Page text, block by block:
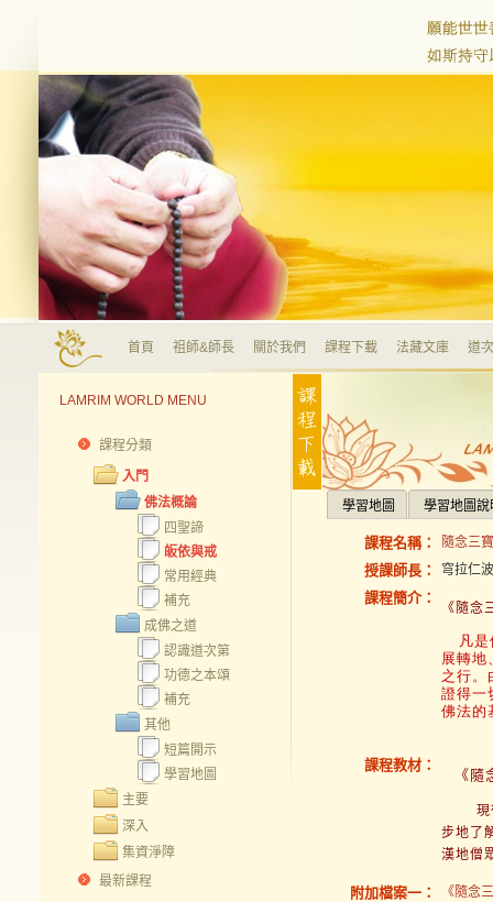
首頁 祖師&師長 關於我們 課程下載 法藏文庫 道
LAMRIM WORLD MENU
課程分類
入門
佛法概論
四聖諦
皈依與戒
常用經典
補充
成佛之道
認識道次第
功德之本頌
補充
其他
短篇開示
學習地圖
主要
深入
集資淨障
最新課程
學習地圖 學習地圖說
課程名稱： 隨念三
授課師長： 穹拉仁
課程簡介：
《 隨念
凡
展轉地
之行。
證得一
佛法的
課程教材：
《 隨
步地了
漢地僧
附加檔案一： 《隨念